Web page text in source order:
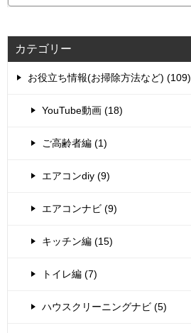
カテゴリー
お役立ち情報(お掃除方法など) (109)
YouTube動画 (18)
ご高齢者編 (1)
エアコンdiy (9)
エアコンナビ (9)
キッチン編 (15)
トイレ編 (7)
ハウスクリーニングナビ (5)